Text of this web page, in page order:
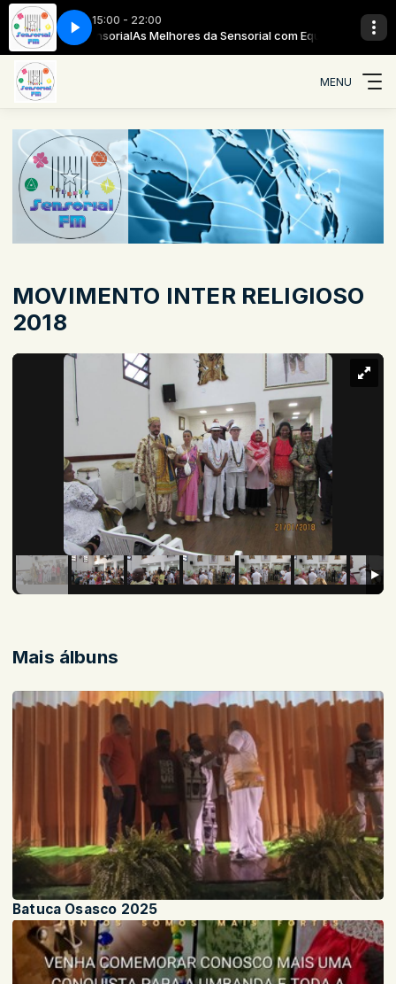
15:00 - 22:00
Equipe SensorialAs Melhores da Sensorial com Equipe Sensorial
Danda Daniela Mercury Mimbe Danda
MENU
MOVIMENTO INTER RELIGIOSO
2018
Mais álbuns
Batuca Osasco 2025